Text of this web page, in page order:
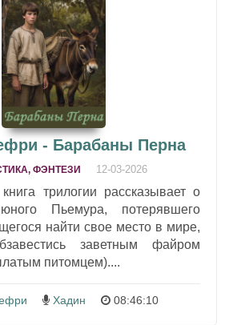
- Барабаны Перна
ФЭНТЕЗИ 12-03-2026
трилогии рассказывает о
Пьемура, потерявшего
найти свое место в мире,
заветным файром
питомцем)....
Хадин 08:46:10